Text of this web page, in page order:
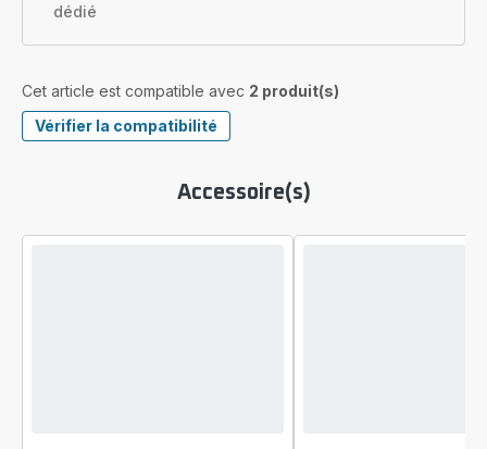
dédié
Cet article est compatible avec 2 produit(s)
Vérifier la compatibilité
Accessoire(s)